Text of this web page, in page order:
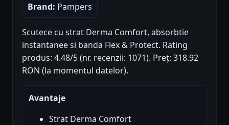
Brand: Pampers
Scutece cu strat Derma Comfort, absorbtie
instantanee si banda Flex & Protect. Rating
produs: 4.48/5 (nr. recenzii: 1071). Preț: 318.92
RON (la momentul datelor).
Avantaje
Strat Derma Comfort